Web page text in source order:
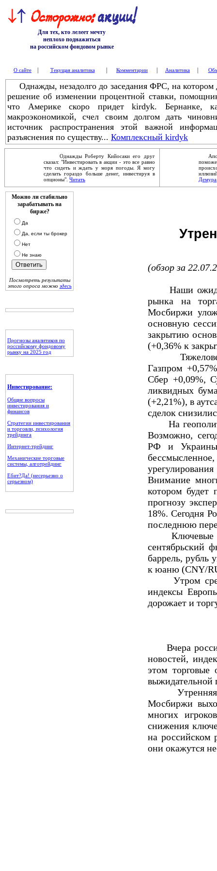
Для тех, кто лелеет мечту
неплохо поднажиться
на российском фондовом рынке
О сайте Текущая аналитика Комментарии Аналитика
Однажды, незадолго до заседания ФРС, на котором
решение об изменении процентной ставки,
что Америке скоро придет kirdyk. Бернанке,
макроэкономикой, счел своим долгом дать
источник распространения этой важной
разъяснения по существу... Комплексный kirdyk
Однажды Роберту Кийосаки его друг
сказал: "Инвестировать в акции - это все равно
что сидеть и ждать у моря погоды. Я могу
сделать гораздо больше денег, инвестируя в
опционы". Читать
Демура
Можно ли стабильно
зарабатывать на
бирже?
Да
Да, если ты брокер
Нет
Не знаю
Посмотреть результаты
этого опроса можно здесь
Прогнозы аналитиков по
российскому фондовому
рынку на 2025 год
Инвестирование:
Общие вопросы
инвестирования и
финансов
Стратегии инвестирования
и торговли, психология
трейдинга
Интернет-трейдинг
Механические торговые
системы, алготрейдинг
Ебит?Да! (несерьезно о
серьезном)
(обзор за
Наши
рынка на
Мосбиржи
основную
закрытию
(+0,36% к
Тяжеловесы
Газпром
Сбер +0,09%,
ликвидных
(+2,21%), в
сделок
На
Возможно,
РФ и
Внимание
котором будет
прогнозу
18%. Сегодня
последнюю
Ключевые
сентябрьский
баррель, рубль
к юаню (CNY/
Утром среды
индексы
дорожает и
Вчера
новостей,
этом торговые
выжидательной
Утренняя
Мосбиржи
многих
снижения
на российском
они окажутся